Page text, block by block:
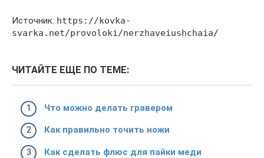
Источник: https://kovka-
svarka.net/provoloki/nerzhaveiushchaia/
ЧИТАЙТЕ ЕЩЕ ПО ТЕМЕ:
Что можно делать гравером
Как правильно точить ножи
Как сделать флюс для пайки меди